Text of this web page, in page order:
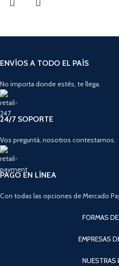
ENVÍOS A TODO EL PAÍS
No importa donde estés, te llega.
24/7 SOPORTE
Vos preguntá, nosotros contestamos.
PAGO EN LÍNEA
Con todas las opciones de Mercado
FORMAS
EMPRESAS
NUESTRAS